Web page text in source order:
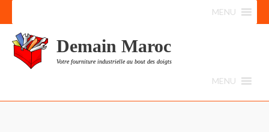
au
contenu
MENU
Demain Maroc
Votre fourniture industrielle au bout des doigts
MENU